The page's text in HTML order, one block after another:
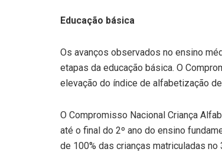
Educação básica
Os avanços observados no ensino
etapas da educação básica. O
elevação do índice de alfabetização
O Compromisso Nacional Criança
até o final do 2º ano do ensino
de 100% das crianças matriculadas no